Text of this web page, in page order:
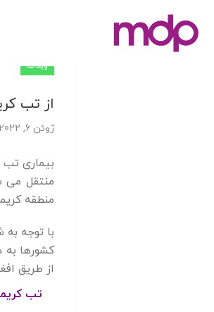
وبلاگ
از تب
ژوئن 6, 2022
بیماری
منطقه کریمه در اوکراین و
با توجه
از طریق